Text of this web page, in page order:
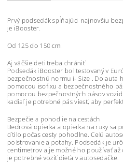
Prvý podsedák spĺňajúci najnovšiu
je iBooster.
Od 125 do 150 cm.
Aj väčšie deti treba chrániť
Podsedák iBooster bol testovaný v
bezpečnostnú normu i- Size . Do auta
pomocou isofixu a bezpečnostného
pomocou bezpečnostných pásov
kadiaľ je potrebné pás viesť, aby
Bezpečie a pohodlie na cestách
Bedrová opierka a opierka na ruky sa
cítilo počas cesty pohodlne. Celú
polstrovanie a poťahy. Podsedák je
centimetrov a je možné ho používať až
je potrebné voziť dieťa v autosedačke.